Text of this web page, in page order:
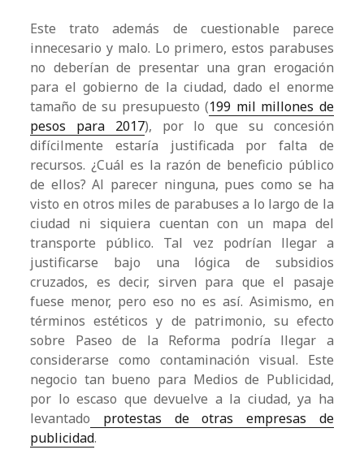
Este trato además de cuestionable parece
innecesario y malo. Lo primero, estos parabuses
no deberían de presentar una gran erogación
para el gobierno de la ciudad, dado el enorme
tamaño de su presupuesto (199 mil millones de
pesos para 2017), por lo que su concesión
difícilmente estaría justificada por falta de
recursos. ¿Cuál es la razón de beneficio público
de ellos? Al parecer ninguna, pues como se ha
visto en otros miles de parabuses a lo largo de la
ciudad ni siquiera cuentan con un mapa del
transporte público. Tal vez podrían llegar a
justificarse bajo una lógica de subsidios
cruzados, es decir, sirven para que el pasaje
fuese menor, pero eso no es así. Asimismo, en
términos estéticos y de patrimonio, su efecto
sobre Paseo de la Reforma podría llegar a
considerarse como contaminación visual. Este
negocio tan bueno para Medios de Publicidad,
por lo escaso que devuelve a la ciudad, ya ha
levantado protestas de otras empresas de
publicidad.